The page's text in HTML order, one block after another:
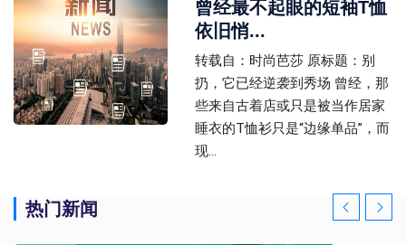
曾经最不起眼的短袖T恤
依旧悄...
转载自：时尚芭莎 原标题：别
扔，它已经逆袭到秀场 曾经，那
些来自古着店或只是被当作居家
睡衣的T恤衫只是“边缘单品”，而
现...
热门新闻